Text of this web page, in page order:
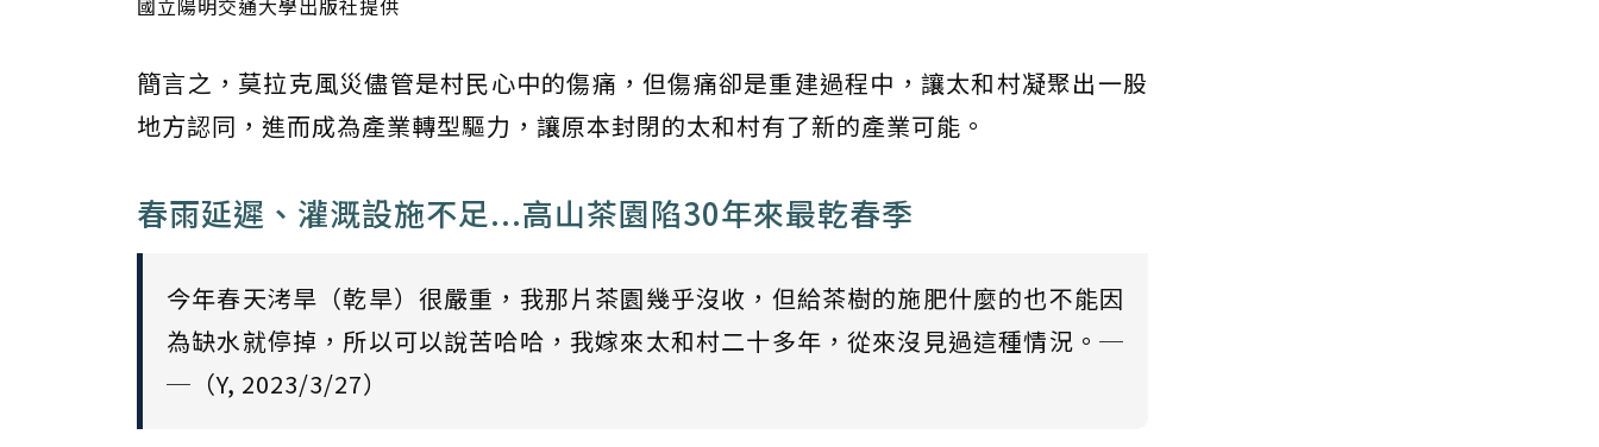
國立陽明交通大學出版社提供
簡言之，莫拉克風災儘管是村民心中的傷痛，但傷痛卻是重建過程中，讓太和村凝聚出一股
地方認同，進而成為產業轉型驅力，讓原本封閉的太和村有了新的產業可能。
春雨延遲、灌溉設施不足...高山茶園陷30年來最乾春季
今年春天洘旱（乾旱）很嚴重，我那片茶園幾乎沒收，但給茶樹的施肥什麼的也不能因
為缺水就停掉，所以可以說苦哈哈，我嫁來太和村二十多年，從來沒見過這種情況。─
─（Y, 2023/3/27）